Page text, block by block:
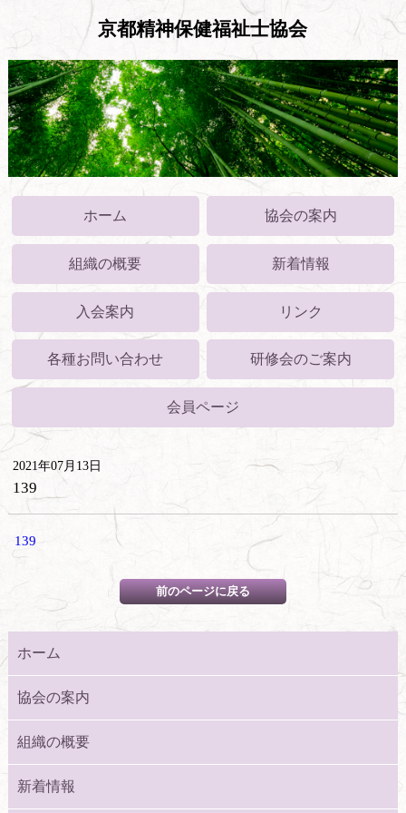
京都精神保健福祉士協会
ホーム 協会の案内
組織の概要 新着情報
入会案内 リンク
各種お問い合わせ 研修会のご案内
会員ページ
2021年07月13日
139
139
ホーム
協会の案内
組織の概要
新着情報